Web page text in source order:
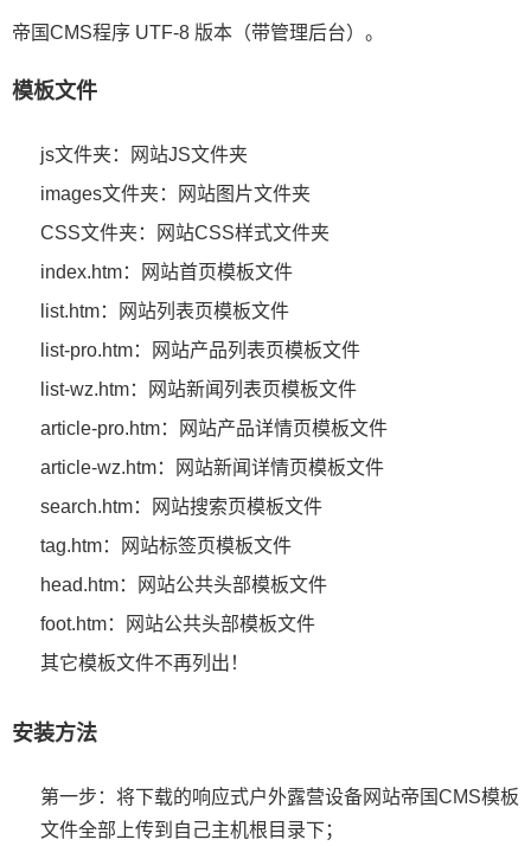
帝国CMS程序 UTF-8 版本（带管理后台）。
模板文件
js文件夹：网站JS文件夹
images文件夹：网站图片文件夹
CSS文件夹：网站CSS样式文件夹
index.htm：网站首页模板文件
list.htm：网站列表页模板文件
list-pro.htm：网站产品列表页模板文件
list-wz.htm：网站新闻列表页模板文件
article-pro.htm：网站产品详情页模板文件
article-wz.htm：网站新闻详情页模板文件
search.htm：网站搜索页模板文件
tag.htm：网站标签页模板文件
head.htm：网站公共头部模板文件
foot.htm：网站公共头部模板文件
其它模板文件不再列出！
安装方法
第一步：将下载的响应式户外露营设备网站帝国CMS模板
文件全部上传到自己主机根目录下；